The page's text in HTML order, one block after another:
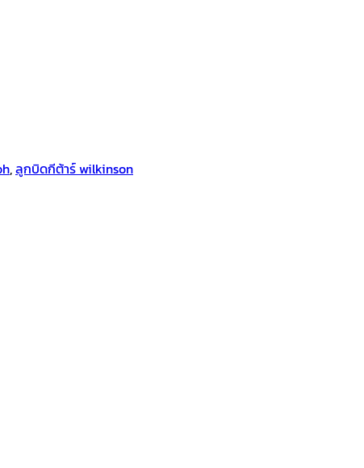
,ลูกบิดกีต้าร์ wilkinson